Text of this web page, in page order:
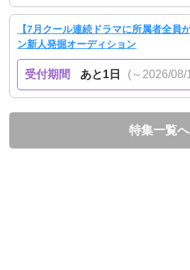
【7月クール連続ドラマに所属者全員
ン新人発掘オーディション
受付期間 あと1日 (～2026/08/
特集一覧へ